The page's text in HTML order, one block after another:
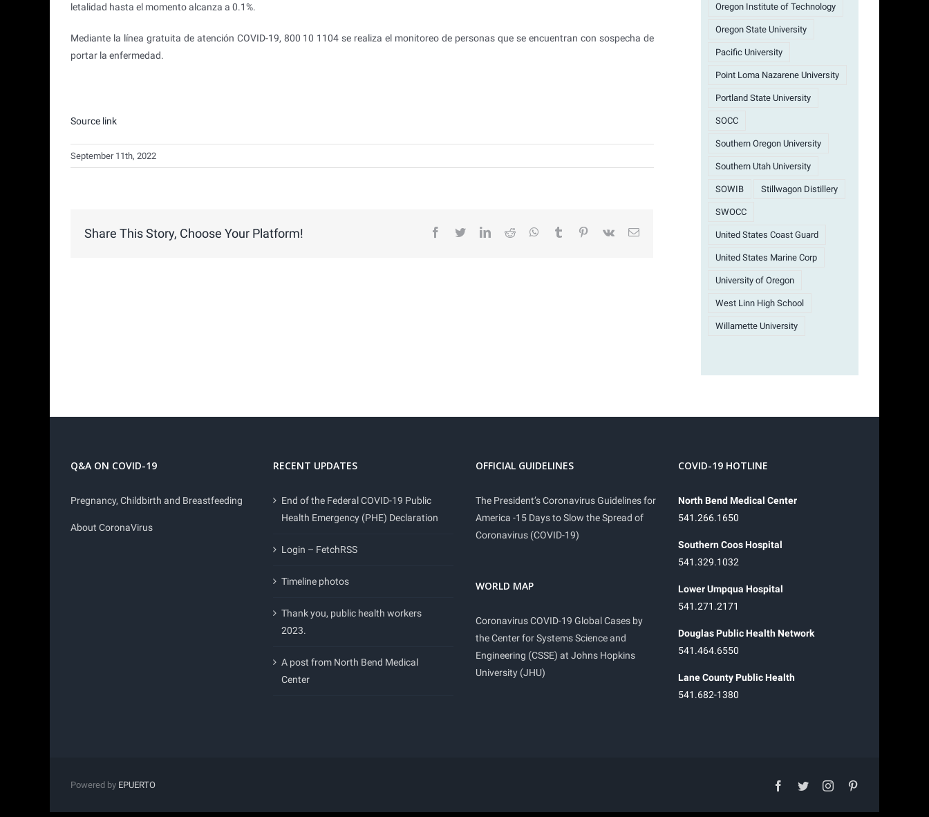
letalidad hasta el momento alcanza a 0.1%.
Mediante la línea gratuita de atención COVID-19, 800 10 1104 se realiza el monitoreo de personas que se encuentran con sospecha de
portar la enfermedad.
Source link
September 11th, 2022
Share This Story, Choose Your Platform! facebook
twitterlinkedinreddit whatsapptumblr pinterest
vk Email
Oregon Institute of Technology
Oregon State University
Pacific University
Point Loma Nazarene University
Portland State University
SOCC
Southern Oregon University
Southern Utah University
SOWIB Stillwagon Distillery
SWOCC
United States Coast Guard
United States Marine Corp
University of Oregon
West Linn High School
Willamette University
Q&A ON COVID-19
Pregnancy, Childbirth and Breastfeeding
About CoronaVirus
RECENT UPDATES
End of the Federal COVID-19 Public
Health Emergency (PHE) Declaration
Login – FetchRSS
Timeline photos
Thank you, public health workers
2023.
A post from North Bend Medical
Center
OFFICIAL GUIDELINES
The President’s Coronavirus Guidelines for
America -15 Days to Slow the Spread of
Coronavirus (COVID-19)
WORLD MAP
Coronavirus COVID-19 Global Cases by
the Center for Systems Science and
Engineering (CSSE) at Johns Hopkins
University (JHU)
COVID-19 HOTLINE
North Bend Medical Center
541.266.1650
Southern Coos Hospital
541.329.1032
Lower Umpqua Hospital
541.271.2171
Douglas Public Health Network
541.464.6550
Lane County Public Health
541.682-1380
Powered by EPUERTO facebook
twitterinstagram